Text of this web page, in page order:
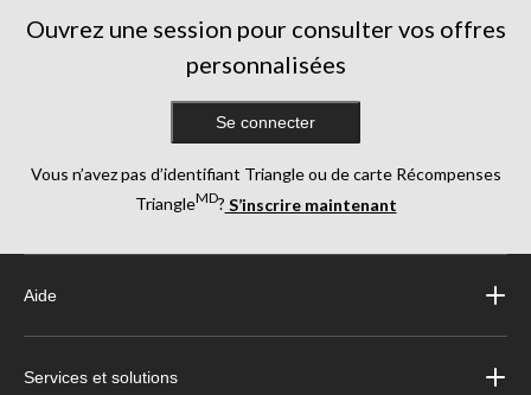
Ouvrez une session pour consulter vos offres
personnalisées
Se connecter
Vous n’avez pas d’identifiant Triangle ou de carte Récompenses
TriangleMD? S’inscrire maintenant
Aide
Services et solutions